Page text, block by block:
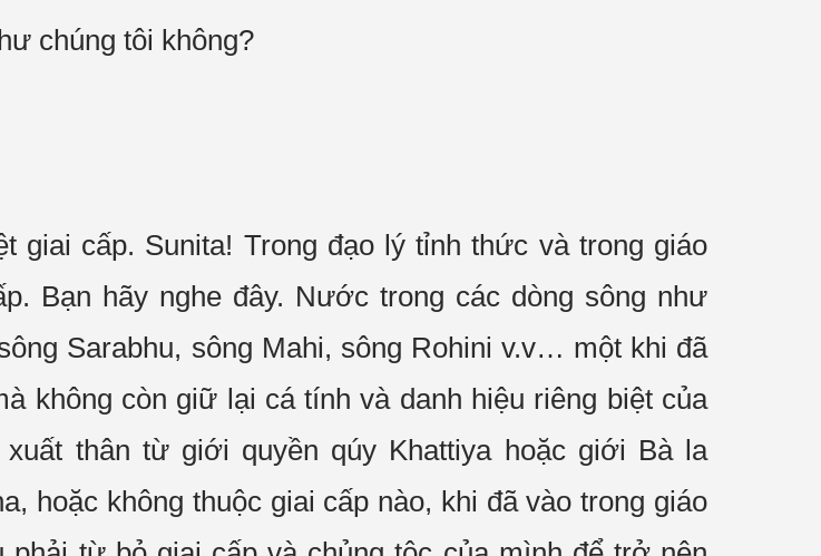
chúng tôi không?
giai cấp. Sunita! Trong đạo lý tỉnh thức và trong giáo
. Bạn hãy nghe đây. Nước trong các dòng sông như
Sarabhu, sông Mahi, sông Rohini v.v… một khi đã
không còn giữ lại cá tính và danh hiệu riêng biệt của
xuất thân từ giới quyền qúy Khattiya hoặc giới Bà la
hoặc không thuộc giai cấp nào, khi đã vào trong giáo